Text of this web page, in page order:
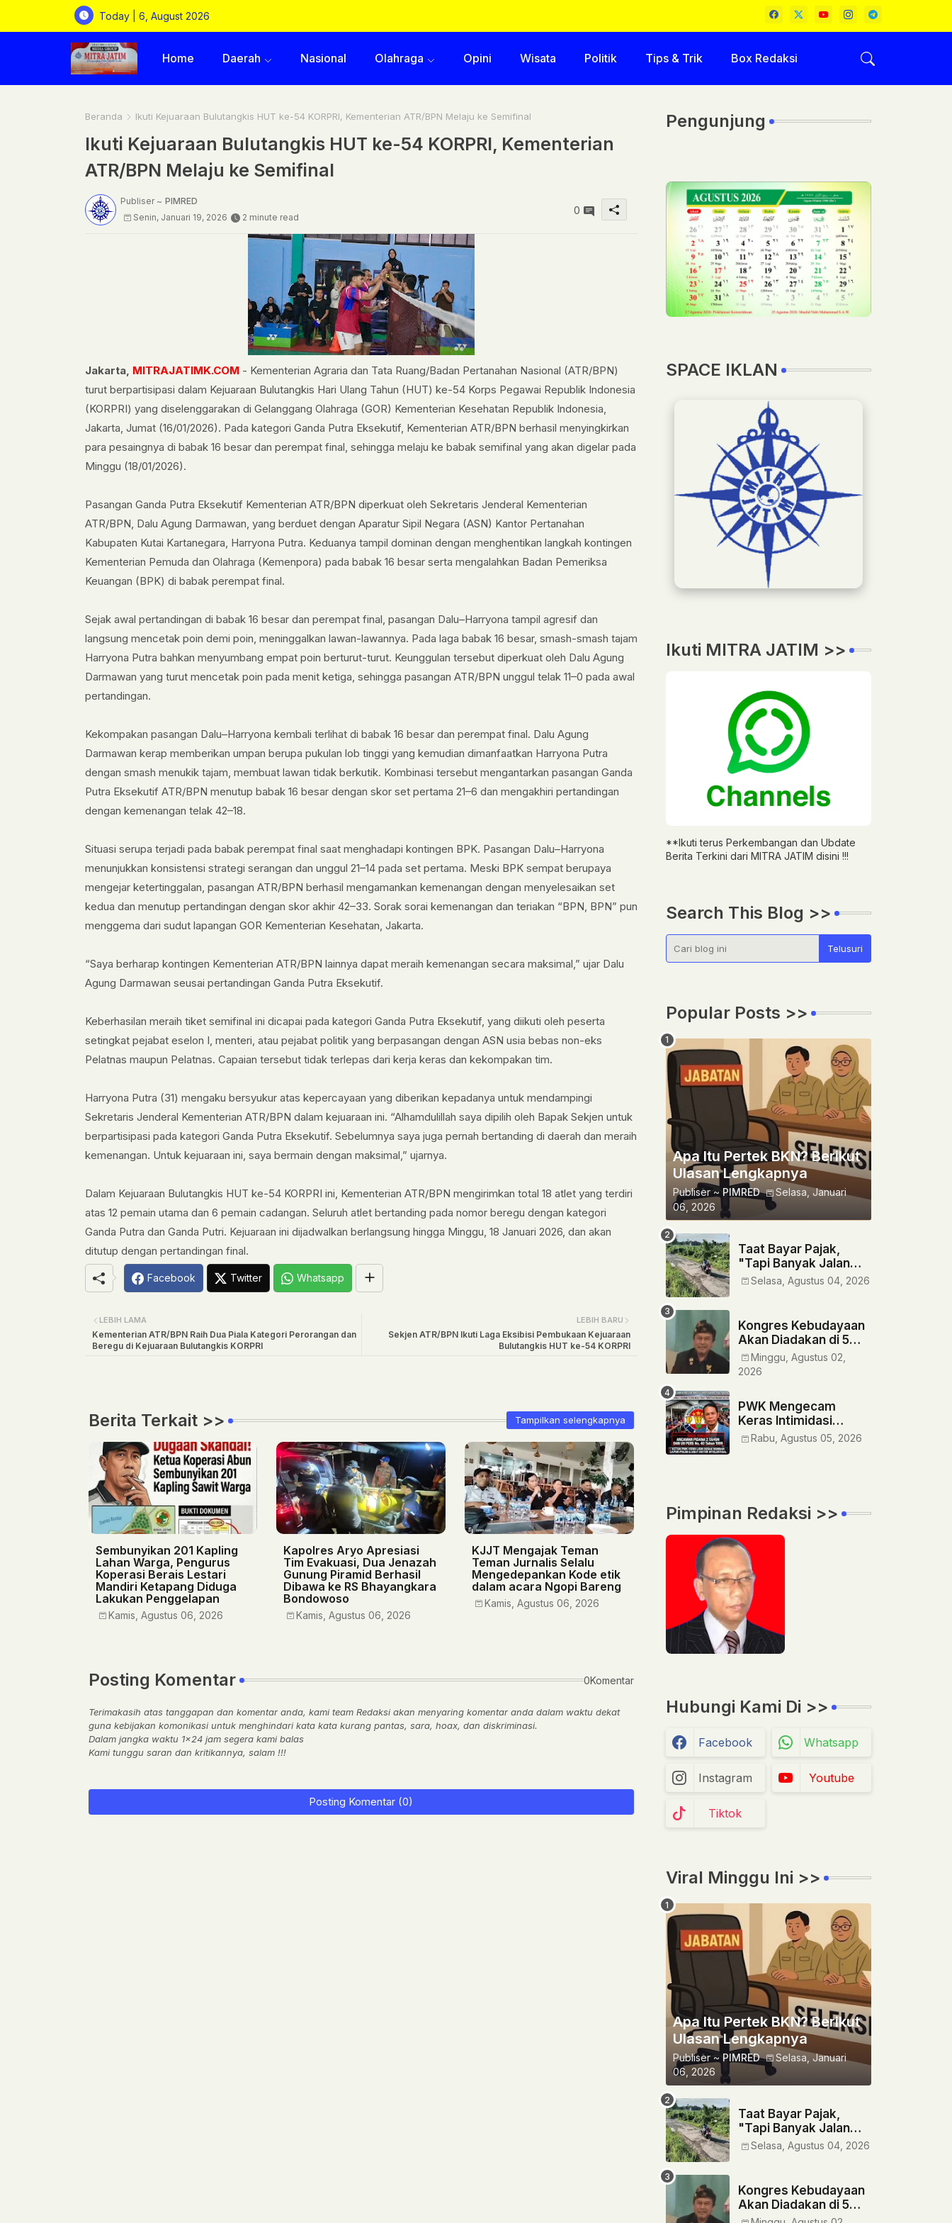
Today | 6, August 2026
Home Daerah Nasional Olahraga Opini Wisata Politik Tips & Trik Box Redaksi
Beranda Ikuti Kejuaraan Bulutangkis HUT ke-54 KORPRI, Kementerian ATR/BPN Melaju ke Semifinal
Ikuti Kejuaraan Bulutangkis HUT ke-54 KORPRI, Kementerian
ATR/BPN Melaju ke Semifinal
Publiser ~ PIMRED
Senin, Januari 19, 2026
2 minute read
0
​Jakarta, MITRAJATIMK.COM - Kementerian Agraria dan Tata Ruang/Badan Pertanahan Nasional (ATR/BPN)
turut berpartisipasi dalam Kejuaraan Bulutangkis Hari Ulang Tahun (HUT) ke-54 Korps Pegawai Republik Indonesia
(KORPRI) yang diselenggarakan di Gelanggang Olahraga (GOR) Kementerian Kesehatan Republik Indonesia,
Jakarta, Jumat (16/01/2026). Pada kategori Ganda Putra Eksekutif, Kementerian ATR/BPN berhasil menyingkirkan
para pesaingnya di babak 16 besar dan perempat final, sehingga melaju ke babak semifinal yang akan digelar pada
Minggu (18/01/2026).
Pasangan Ganda Putra Eksekutif Kementerian ATR/BPN diperkuat oleh Sekretaris Jenderal Kementerian
ATR/BPN, Dalu Agung Darmawan, yang berduet dengan Aparatur Sipil Negara (ASN) Kantor Pertanahan
Kabupaten Kutai Kartanegara, Harryona Putra. Keduanya tampil dominan dengan menghentikan langkah kontingen
Kementerian Pemuda dan Olahraga (Kemenpora) pada babak 16 besar serta mengalahkan Badan Pemeriksa
Keuangan (BPK) di babak perempat final.
Sejak awal pertandingan di babak 16 besar dan perempat final, pasangan Dalu–Harryona tampil agresif dan
langsung mencetak poin demi poin, meninggalkan lawan-lawannya. Pada laga babak 16 besar, smash-smash tajam
Harryona Putra bahkan menyumbang empat poin berturut-turut. Keunggulan tersebut diperkuat oleh Dalu Agung
Darmawan yang turut mencetak poin pada menit ketiga, sehingga pasangan ATR/BPN unggul telak 11–0 pada awal
pertandingan.
Kekompakan pasangan Dalu–Harryona kembali terlihat di babak 16 besar dan perempat final. Dalu Agung
Darmawan kerap memberikan umpan berupa pukulan lob tinggi yang kemudian dimanfaatkan Harryona Putra
dengan smash menukik tajam, membuat lawan tidak berkutik. Kombinasi tersebut mengantarkan pasangan Ganda
Putra Eksekutif ATR/BPN menutup babak 16 besar dengan skor set pertama 21–6 dan mengakhiri pertandingan
dengan kemenangan telak 42–18.
Situasi serupa terjadi pada babak perempat final saat menghadapi kontingen BPK. Pasangan Dalu–Harryona
menunjukkan konsistensi strategi serangan dan unggul 21–14 pada set pertama. Meski BPK sempat berupaya
mengejar ketertinggalan, pasangan ATR/BPN berhasil mengamankan kemenangan dengan menyelesaikan set
kedua dan menutup pertandingan dengan skor akhir 42–33. Sorak sorai kemenangan dan teriakan “BPN, BPN” pun
menggema dari sudut lapangan GOR Kementerian Kesehatan, Jakarta.
“Saya berharap kontingen Kementerian ATR/BPN lainnya dapat meraih kemenangan secara maksimal,” ujar Dalu
Agung Darmawan seusai pertandingan Ganda Putra Eksekutif.
Keberhasilan meraih tiket semifinal ini dicapai pada kategori Ganda Putra Eksekutif, yang diikuti oleh peserta
setingkat pejabat eselon I, menteri, atau pejabat politik yang berpasangan dengan ASN usia bebas non-eks
Pelatnas maupun Pelatnas. Capaian tersebut tidak terlepas dari kerja keras dan kekompakan tim.
Harryona Putra (31) mengaku bersyukur atas kepercayaan yang diberikan kepadanya untuk mendampingi
Sekretaris Jenderal Kementerian ATR/BPN dalam kejuaraan ini. “Alhamdulillah saya dipilih oleh Bapak Sekjen untuk
berpartisipasi pada kategori Ganda Putra Eksekutif. Sebelumnya saya juga pernah bertanding di daerah dan meraih
kemenangan. Untuk kejuaraan ini, saya bermain dengan maksimal,” ujarnya.
Dalam Kejuaraan Bulutangkis HUT ke-54 KORPRI ini, Kementerian ATR/BPN mengirimkan total 18 atlet yang terdiri
atas 12 pemain utama dan 6 pemain cadangan. Seluruh atlet bertanding pada nomor beregu dengan kategori
Ganda Putra dan Ganda Putri. Kejuaraan ini dijadwalkan berlangsung hingga Minggu, 18 Januari 2026, dan akan
ditutup dengan pertandingan final.
Facebook Twitter Whatsapp
LEBIH BARU
Sekjen ATR/BPN Ikuti Laga Eksibisi Pembukaan Kejuaraan
Bulutangkis HUT ke-54 KORPRI
LEBIH LAMA
Kementerian ATR/BPN Raih Dua Piala Kategori Perorangan dan
Beregu di Kejuaraan Bulutangkis KORPRI
Berita Terkait >> Tampilkan selengkapnya
Sembunyikan 201 Kapling
Lahan Warga, Pengurus
Koperasi Berais Lestari
Mandiri Ketapang Diduga
Lakukan Penggelapan
Kamis, Agustus 06, 2026
Kapolres Aryo Apresiasi
Tim Evakuasi, Dua Jenazah
Gunung Piramid Berhasil
Dibawa ke RS Bhayangkara
Bondowoso
Kamis, Agustus 06, 2026
KJJT Mengajak Teman
Teman Jurnalis Selalu
Mengedepankan Kode etik
dalam acara Ngopi Bareng
Kamis, Agustus 06, 2026
Posting Komentar 0Komentar
Terimakasih atas tanggapan dan komentar anda, kami team Redaksi akan menyaring komentar anda dalam waktu dekat
guna kebijakan komonikasi untuk menghindari kata kata kurang pantas, sara, hoax, dan diskriminasi.
Dalam jangka waktu 1x24 jam segera kami balas
Kami tunggu saran dan kritikannya, salam !!!
Posting Komentar (0)
Pengunjung
SPACE IKLAN
Ikuti MITRA JATIM >>
**Ikuti terus Perkembangan dan Ubdate
Berita Terkini dari MITRA JATIM disini !!!
Search This Blog >>
Popular Posts >>
Apa Itu Pertek BKN? Berikut
Ulasan Lengkapnya
Publiser ~ PIMRED
Selasa, Januari
06, 2026
Taat Bayar Pajak,
"Tapi Banyak Jalan
Rusak" Siapa Yang
Bertanggung Jawab?
Selasa, Agustus 04, 2026
‎Kongres Kebudayaan
Akan Diadakan di 5
Provinsi
Minggu, Agustus 02,
2026
PWK Mengecam
Keras Intimidasi
Wartawan di
Rabu, Agustus 05, 2026
Pimpinan Redaksi >>
Hubungi Kami Di >>
Facebook Whatsapp
Instagram Youtube
Tiktok
Viral Minggu Ini >>
Apa Itu Pertek BKN? Berikut
Ulasan Lengkapnya
Publiser ~ PIMRED
Selasa, Januari
06, 2026
Taat Bayar Pajak,
"Tapi Banyak Jalan
Rusak" Siapa Yang
Selasa, Agustus 04, 2026
‎Kongres Kebudayaan
Akan Diadakan di 5
Provinsi